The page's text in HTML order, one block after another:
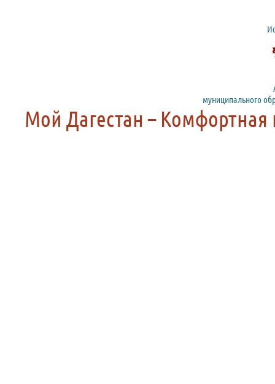
муниципального
Мой Дагестан – Комфортная